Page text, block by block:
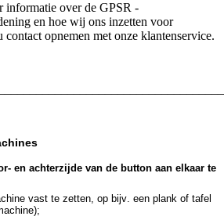
informatie over de GPSR -
en hoe wij ons inzetten voor
opnemen met onze klantenservice.
en achterzijde van de button aan elkaar te
vast te zetten, op bijv. een plank of tafel